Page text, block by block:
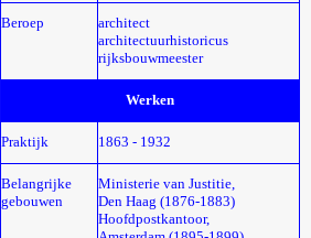
Beroep
architect
architectuurhistoricus
rijksbouwmeester
Werken
Praktijk 1863 - 1932
Belangrijke
gebouwen
Ministerie van Justitie,
Den Haag (1876-1883)
Hoofdpostkantoor,